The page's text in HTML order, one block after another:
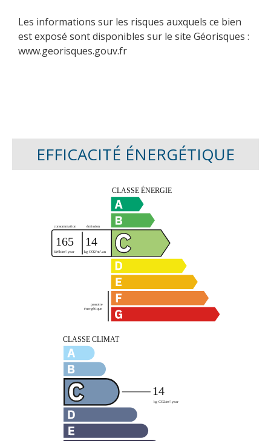
Les informations sur les risques auxquels ce bien
est exposé sont disponibles sur le site Géorisques :
www.georisques.gouv.fr
EFFICACITÉ ÉNERGÉTIQUE